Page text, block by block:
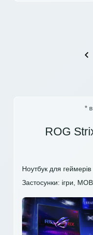
*
ROG
Ноутбук для геймерів
Застосунки: ігри,